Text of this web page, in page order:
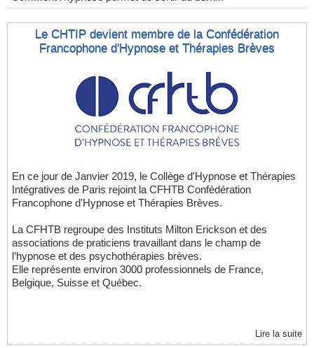
Le CHTIP devient membre de la Confédération
Francophone d'Hypnose et Thérapies Brèves
En ce jour de Janvier 2019, le Collège d'Hypnose et Thérapies
Intégratives de Paris rejoint la CFHTB Confédération
Francophone d'Hypnose et Thérapies Brèves.
La CFHTB regroupe des Instituts Milton Erickson et des
associations de praticiens travaillant dans le champ de
l’hypnose et des psychothérapies brèves.
Elle représente environ 3000 professionnels de France,
Belgique, Suisse et Québec.
Lire la suite